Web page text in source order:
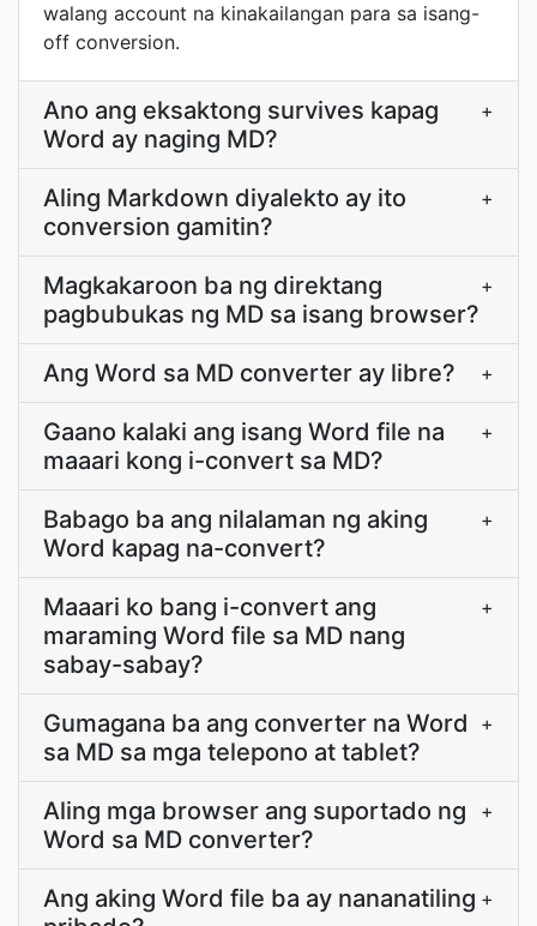
walang account na kinakailangan para sa isang-
off conversion.
Ano ang eksaktong survives kapag
Word ay naging MD?
+
Aling Markdown diyalekto ay ito
conversion gamitin?
+
Magkakaroon ba ng direktang
pagbubukas ng MD sa isang browser?
+
Ang Word sa MD converter ay libre? +
Gaano kalaki ang isang Word file na
maaari kong i-convert sa MD?
+
Babago ba ang nilalaman ng aking
Word kapag na-convert?
+
Maaari ko bang i-convert ang
maraming Word file sa MD nang
sabay-sabay?
+
Gumagana ba ang converter na Word
sa MD sa mga telepono at tablet?
+
Aling mga browser ang suportado ng
Word sa MD converter?
+
Ang aking Word file ba ay nananatiling +